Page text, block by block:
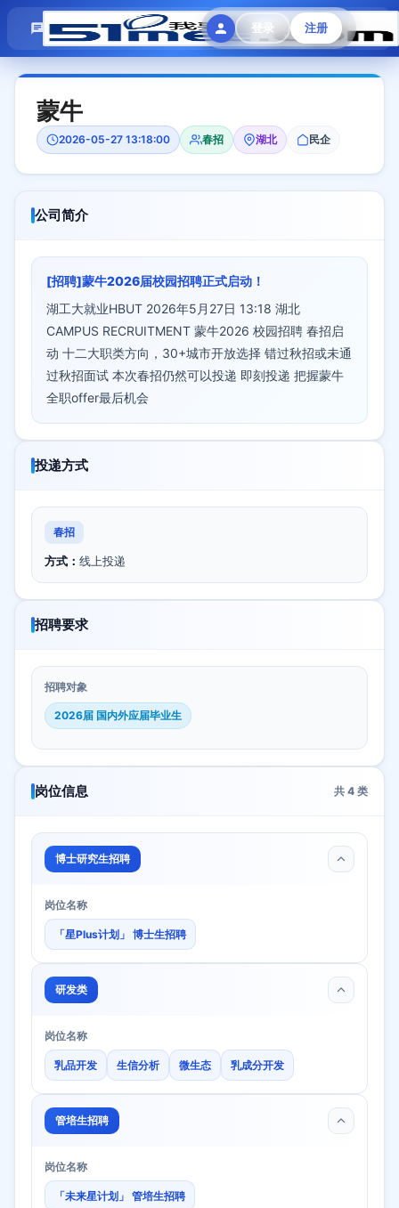
登录 注册
模拟面试 题目大全 招聘中心 会员专区
蒙牛
2026-05-27 13:18:00 春招 湖北 民企
公司简介
[招聘]蒙牛2026届校园招聘正式启动！
湖工大就业HBUT 2026年5月27日 13:18 湖北
CAMPUS RECRUITMENT 蒙牛2026 校园招聘 春招启
动 十二大职类方向，30+城市开放选择 错过秋招或未通
过秋招面试 本次春招仍然可以投递 即刻投递 把握蒙牛
全职offer最后机会
投递方式
春招
方式： 线上投递
招聘要求
招聘对象
2026届 国内外应届毕业生
岗位信息 共 4 类
博士研究生招聘
岗位名称
「星Plus计划」 博士生招聘
研发类
岗位名称
乳品开发 生信分析 微生态 乳成分开发
管培生招聘
岗位名称
「未来星计划」 管培生招聘